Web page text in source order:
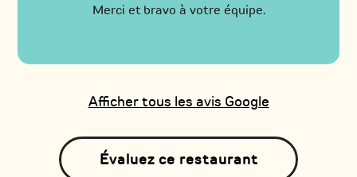
Merci et bravo à votre équipe.
Afficher tous les avis Google
Évaluez ce restaurant